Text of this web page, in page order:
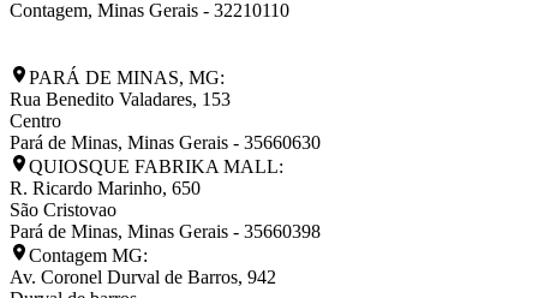
Contagem, Minas Gerais - 32210110
PARÁ DE MINAS, MG:
Rua Benedito Valadares, 153
Centro
Pará de Minas, Minas Gerais - 35660630
QUIOSQUE FABRIKA MALL:
R. Ricardo Marinho, 650
São Cristovao
Pará de Minas, Minas Gerais - 35660398
Contagem MG:
Av. Coronel Durval de Barros, 942